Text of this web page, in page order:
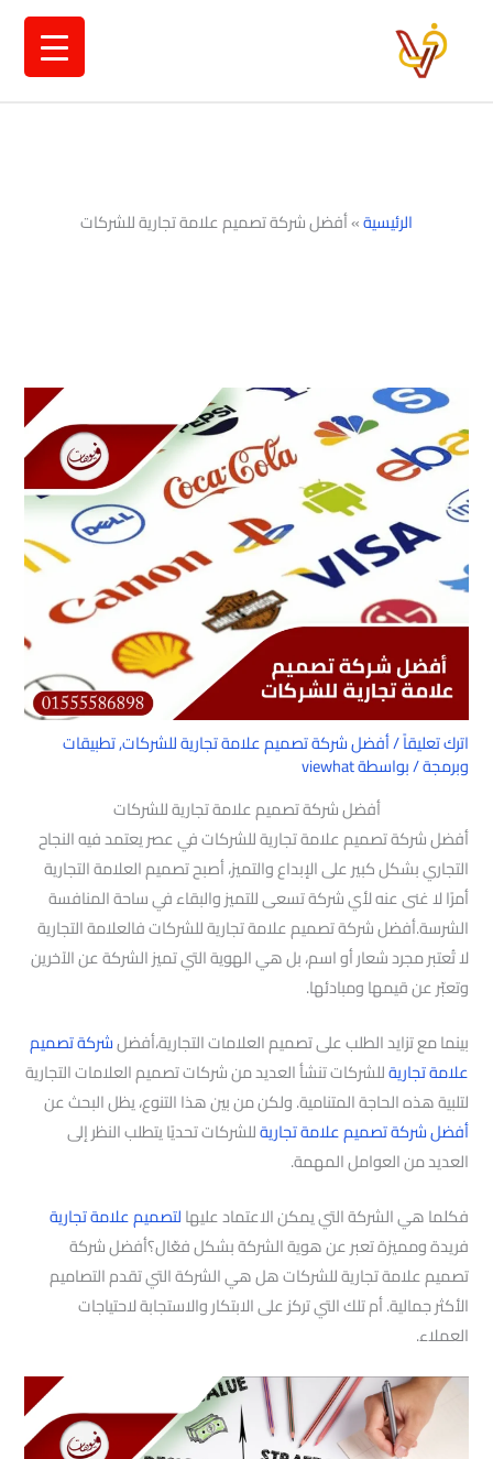
الرئيسية»أفضل شركة تصميم علامة تجارية للشركات
اترك تعليقاً/أفضل شركة تصميم علامة تجارية للشركات,تطبيقات
وبرمجة/ بواسطةviewhat
أفضل شركة تصميم علامة تجارية للشركات
أفضل شركة تصميم علامة تجارية للشركات في عصر يعتمد فيه النجاح
التجاري بشكل كبير على الإبداع والتميز، أصبح تصميم العلامة التجارية
أمرًا لا غنى عنه لأي شركة تسعى للتميز والبقاء في ساحة المنافسة
الشرسة.أفضل شركة تصميم علامة تجارية للشركات فالعلامة التجارية
لا تُعتبر مجرد شعار أو اسم، بل هي الهوية التي تميز الشركة عن الآخرين
وتعبّر عن قيمها ومبادئها.
بينما مع تزايد الطلب على تصميم العلامات التجارية،أفضلشركة تصميم
علامة تجاريةللشركات تنشأ العديد من شركات تصميم العلامات التجارية
لتلبية هذه الحاجة المتنامية. ولكن من بين هذا التنوع، يظل البحث عن
أفضل شركة تصميم علامة تجاريةللشركات تحديًا يتطلب النظر إلى
العديد من العوامل المهمة.
فكلما هي الشركة التي يمكن الاعتماد عليهالتصميم علامة تجارية
فريدة ومميزة تعبر عن هوية الشركة بشكل فعّال؟أفضل شركة
تصميم علامة تجارية للشركات هل هي الشركة التي تقدم التصاميم
الأكثر جمالية. أم تلك التي تركز على الابتكار والاستجابة لاحتياجات
العملاء.